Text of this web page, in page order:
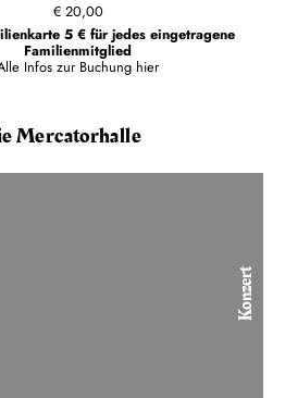
€ 20,00
5 € für jedes eingetragene
Familienmitglied
Infos zur Buchung hier
Mercatorhalle
Konzert